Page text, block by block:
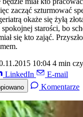
zacząć szturmować
okaże się żyłą
starości, bo
się kto zająć.
10:04 4 min
LinkedIn E-mail
Komentarze